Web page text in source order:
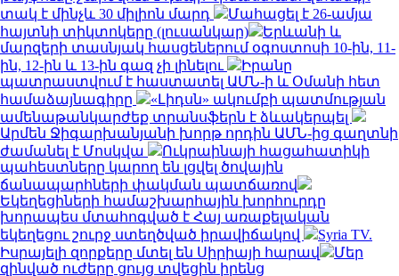
տակ է մինչև 30 միլիոն մարդ
Մահացել է 26-ամյա
հայտնի տիկտոկերը (լուսանկար)
Երևանի և
մարզերի տասնյակ հասցեներում օգոստոսի 10-ին, 11-
ին, 12-ին և 13-ին գազ չի լինելու
Իրանը
պատրաստվում է հաստատել ԱՄՆ-ի և Օմանի հետ
համաձայնագիրը
«Լիդսն» ակումբի պատմության
ամենաթանկարժեք տրանսֆերն է ձևակերպել
Արմեն Ջիգարխանյանի խորթ որդին ԱՄՆ-ից գաղտնի
ժամանել է Մոսկվա
Ուկրաինայի հացահատիկի
պահեստները կարող են լցվել ծովային
ճանապարհների փակման պատճառով
Եկեղեցիների համաշխարհային խորհուրդը
խորապես մտահոգված է Հայ առաքելական
եկեղեցու շուրջ ստեղծված իրավիճակով
Syria TV.
Իսրայելի զորքերը մտել են Սիրիայի հարավ
Մեր
զինված ուժերը ցույց տվեցին իրենց